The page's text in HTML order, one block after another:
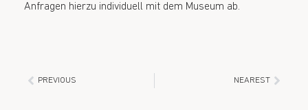
Anfragen hierzu individuell mit dem Museum ab.
PREVIOUS NEAREST